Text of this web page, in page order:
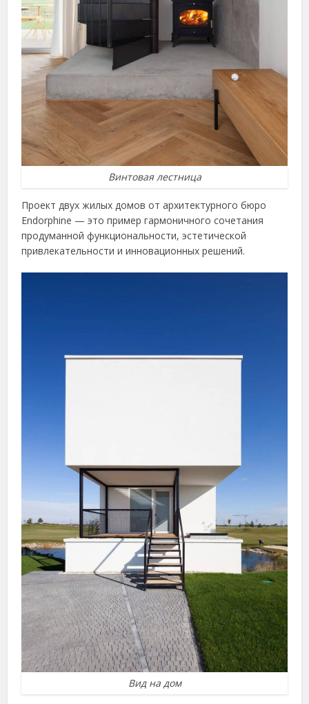
Винтовая лестница
Проект двух жилых домов от архитектурного бюро
Endorphine — это пример гармоничного сочетания
продуманной функциональности, эстетической
привлекательности и инновационных решений.
Вид на дом